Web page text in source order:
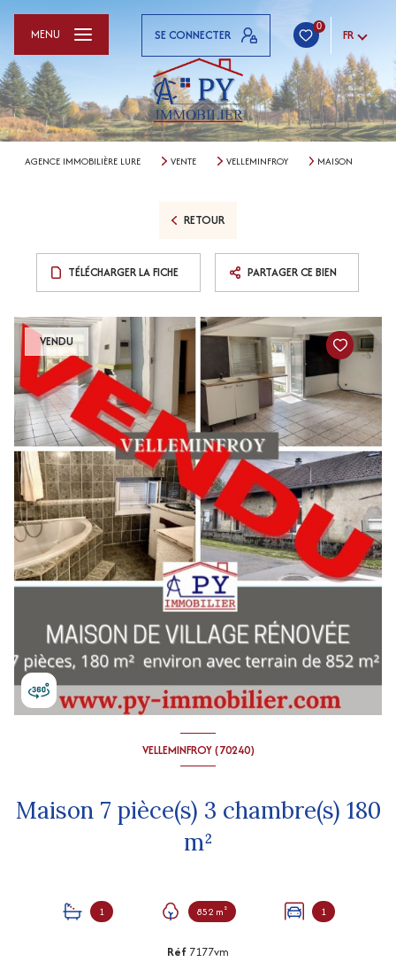
SE CONNECTER
0
FR
MENU
AGENCE IMMOBILIÈRE LURE VENTE VELLEMINFROY MAISON
RETOUR
TÉLÉCHARGER LA FICHE PARTAGER CE BIEN
VENDU
VELLEMINFROY (70240)
Maison 7 pièce(s) 3 chambre(s) 180
m²
1 852 m² 1
Réf 7177vm